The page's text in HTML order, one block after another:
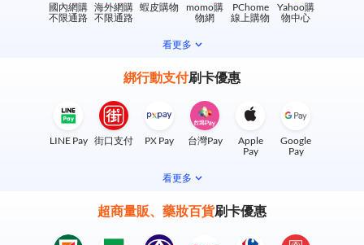
國內網購
不限通路
海外網購
不限通路
蝦皮購物
momo購
物網
PChome
線上購物
Yahoo購
物中心
看更多
綁行動支付刷卡優惠
LINE Pay 街口支付 PX Pay 台灣Pay
Apple
Pay
Google
Pay
看更多
超商量販、藥妝百貨刷卡優惠